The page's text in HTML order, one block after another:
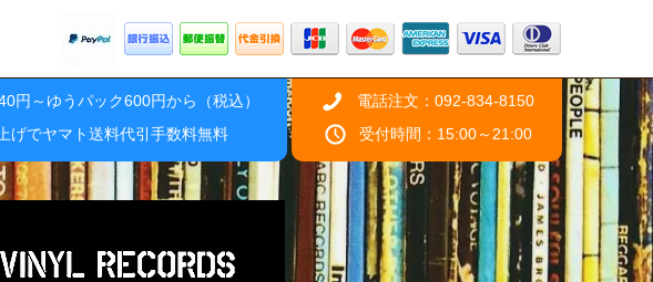
円～ゆうパック600円から（税込）
げでヤマト送料代引手数料無料
電話注文：092-834-8150
受付時間：15:00～21:00